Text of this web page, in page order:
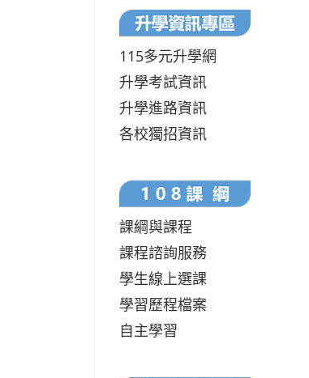
115多元升學網
升學考試資訊
升學進路資訊
各校獨招資訊
課綱與課程
課程諮詢服務
學生線上選課
學習歷程檔案
自主學習